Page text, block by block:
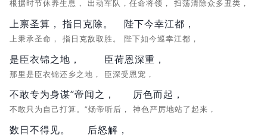
根据时节休养生息， 出动军队，任命将领， 扫荡清除众多丑类，
上禀圣算，
上秉承圣命，
指日克除。
指日克敌取胜。
陛下今幸江都，
陛下如今巡幸江都，
是臣衣锦之地，
那里是臣衣锦还乡之地，
臣荷恩深重，
臣深受恩宠，
不敢专为身谋”帝闻之，
不敢只为自己打算。”炀帝听后，
厉色而起，
神色严厉地站了起来，
数日不得见。 后怒解，